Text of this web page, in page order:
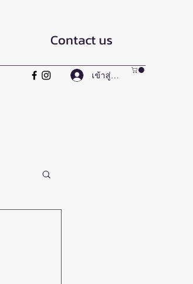
Contact us
เข้าสู่ระบบ